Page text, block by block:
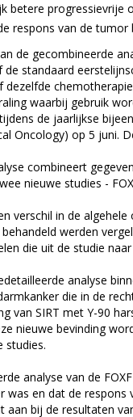
betere progressievrije
respons van de
de gecombineerde
de standaard
dezelfde
waarbij gebruik
de jaarlijkse
Oncology) op 5 juni.
combineert
nieuwe studies -
verschil in de
werden
die uit de studie
analyse
die in de
van SIRT met Y-90
nieuwe bevinding
studies.
analyse van de
was en dat de
aan bij de resultaten